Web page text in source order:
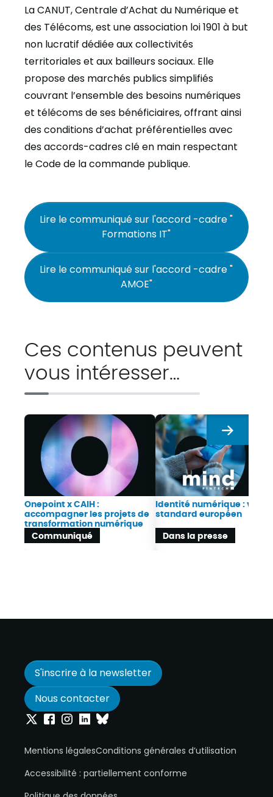
La CANUT, Centrale d’Achat du Numérique et
des Télécoms, est une association loi 1901 à but
non lucratif dédiée aux collectivités
territoriales et aux bailleurs sociaux. Elle
propose des marchés publics simplifiés
couvrant l’ensemble des besoins numériques
et télécoms de ses bénéficiaires, offrant ainsi
des conditions d’achat préférentielles avec
des accords-cadres clé en main respectant
le Code de la commande publique.
Lire le communiqué sur l'accord -cadre "
Formations IT"
Lire le communiqué sur l'accord -cadre "
AMOE"
Ces contenus peuvent
vous intéresser…
Onepoint x CAIH :
accompagner les projets de
transformation numérique
Communiqué
Identité numérique : vers
standard européen
Dans la presse
Suivant
S'inscrire à la newsletter
Nous contacter
Onepoint sur Twitter
Onepoint sur Facebook
Onepoint sur Instagram
Onepoint sur Linkedin
Onepoint sur Bluesky
Mentions légalesConditions générales d’utilisation
Accessibilité : partiellement conforme